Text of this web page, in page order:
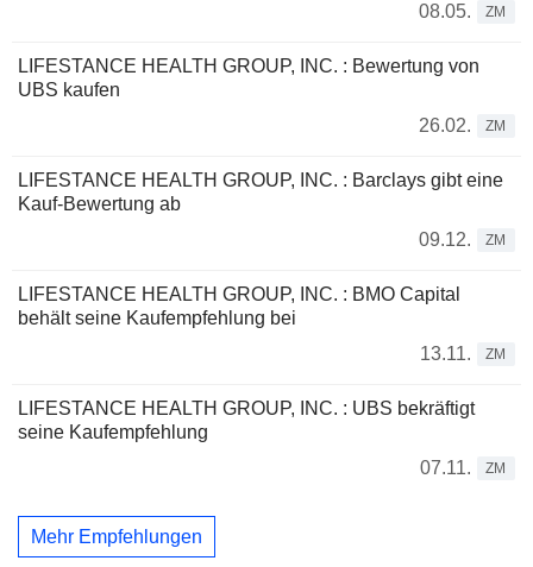
08.05.
ZM
LIFESTANCE HEALTH GROUP, INC. : Bewertung von
UBS kaufen
26.02.
ZM
LIFESTANCE HEALTH GROUP, INC. : Barclays gibt eine
Kauf-Bewertung ab
09.12.
ZM
LIFESTANCE HEALTH GROUP, INC. : BMO Capital
behält seine Kaufempfehlung bei
13.11.
ZM
LIFESTANCE HEALTH GROUP, INC. : UBS bekräftigt
seine Kaufempfehlung
07.11.
ZM
Mehr Empfehlungen